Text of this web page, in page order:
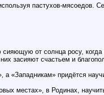
пастухов-
от солнца росу,
засияют счастьем и
«Западникам» придётся
местах», в Родинах,